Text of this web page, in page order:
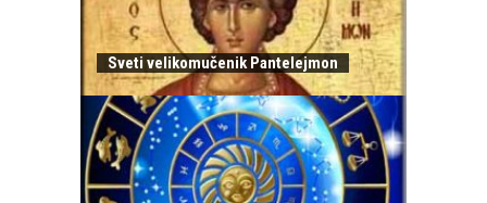
Sveti velikomučenik Pantelejmon